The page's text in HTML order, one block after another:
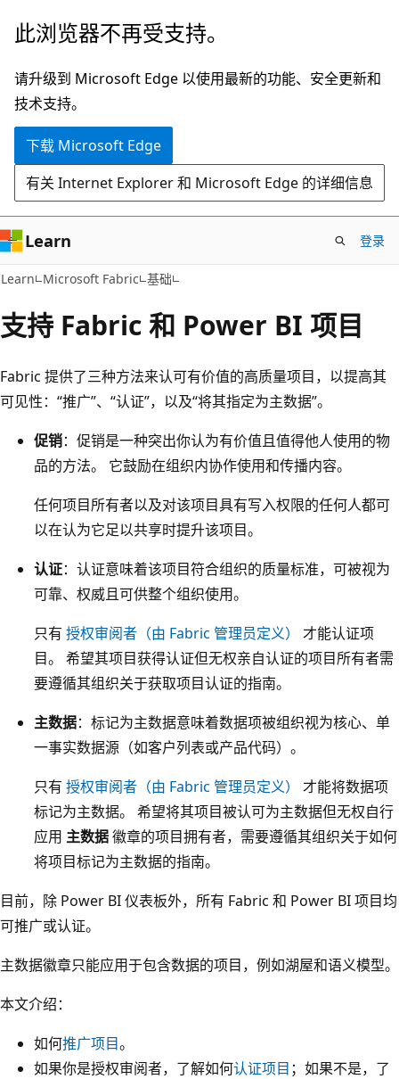
跳
主
要
内
此浏览器不再受支持。
请升级到 Microsoft Edge 以使用最新的功能、安全更新和
技术支持。
下载 Microsoft Edge
有关 Internet Explorer 和 Microsoft Edge 的详细信息
Learn 登录
Learn Microsoft Fabric 基础
支持 Fabric 和 Power BI 项目
Fabric 提供了三种方法来认可有价值的高质量项目，以提高其
可见性：“推广”、“认证”，以及“将其指定为主数据”。
促销：促销是一种突出你认为有价值且值得他人使用的物
品的方法。 它鼓励在组织内协作使用和传播内容。
任何项目所有者以及对该项目具有写入权限的任何人都可
以在认为它足以共享时提升该项目。
认证：认证意味着该项目符合组织的质量标准，可被视为
可靠、权威且可供整个组织使用。
只有 授权审阅者（由 Fabric 管理员定义）
才能认证项
目。 希望其项目获得认证但无权亲自认证的项目所有者需
要遵循其组织关于获取项目认证的指南。
主数据：标记为主数据意味着数据项被组织视为核心、单
一事实数据源（如客户列表或产品代码）。
只有 授权审阅者（由 Fabric 管理员定义）
才能将数据项
标记为主数据。 希望将其项目被认可为主数据但无权自行
应用 主数据徽章的项目拥有者，需要遵循其组织关于如何
将项目标记为主数据的指南。
目前，除 Power BI 仪表板外，所有 Fabric 和 Power BI 项目均
可推广或认证。
主数据徽章只能应用于包含数据的项目，例如湖屋和语义模型。
本文介绍：
如何推广项目。
如果你是授权审阅者，了解如何认证项目 ；如果不是，了